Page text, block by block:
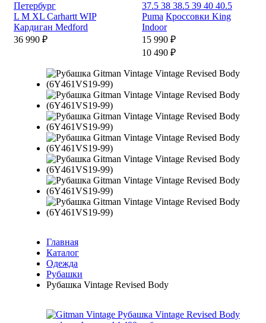
L M XL Carhartt WIP
Кардиган Medford
36 990 ₽
37.5 38 38.5 39 40 40.5
Puma Кроссовки King
Indoor
15 990 ₽
10 490 ₽
Главная
Каталог
Одежда
Рубашки
Рубашка Vintage Revised Body